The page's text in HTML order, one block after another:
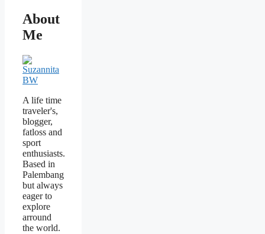
About
Me
A life time
traveler's,
blogger,
fatloss and
sport
enthusiasts.
Based in
Palembang
but always
eager to
explore
arround
the world.